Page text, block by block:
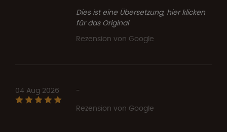
Dies ist eine Übersetzung, hier klicken
für das Original
Rezension von Google
04 Aug 2026
-
Rezension von Google